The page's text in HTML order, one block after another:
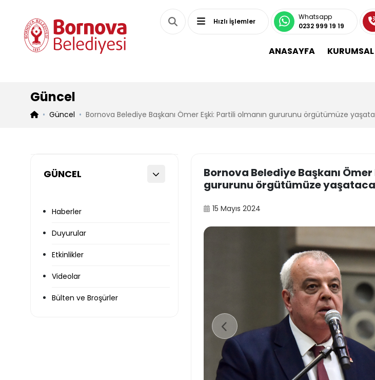
Hızlı İşlemler
Whatsapp
0232 999 19 19
ANASAYFA KURUMSAL
Güncel
Güncel Bornova Belediye Başkanı Ömer Eşki: Partili olmanın gururunu örgütümüze
GÜNCEL
Haberler
Duyurular
Etkinlikler
Videolar
Bülten ve Broşürler
Bornova Belediye Başkanı
gururunu örgütümüze
15 Mayıs 2024